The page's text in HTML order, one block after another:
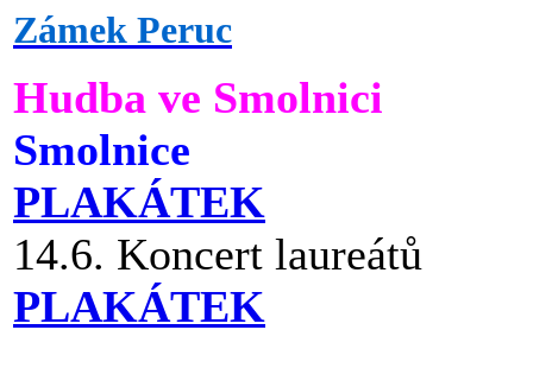
Zámek Peruc
Hudba ve Smolnici
Smolnice
PLAKÁTEK
14.6. Koncert laureátů
PLAKÁTEK